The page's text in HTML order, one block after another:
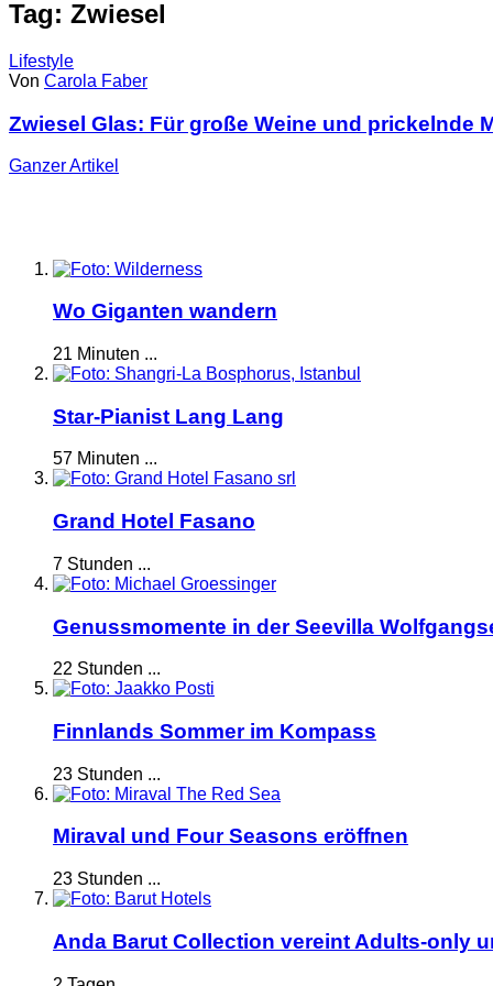
Tag: Zwiesel
Lifestyle
Von Carola Faber
Zwiesel Glas: Für große Weine und prickelnde
GanzerArtikel
Wo Giganten wandern
21 Minuten ...
Star-Pianist Lang Lang
57 Minuten ...
Grand Hotel Fasano
7 Stunden ...
Genussmomente in der Seevilla
22 Stunden ...
Finnlands Sommer im Kompass
23 Stunden ...
Miraval und Four Seasons eröffnen
23 Stunden ...
Anda Barut Collection vereint Adults-only